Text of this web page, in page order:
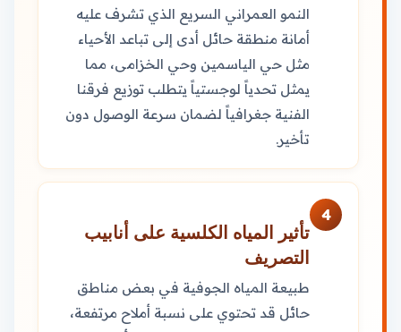
النمو العمراني السريع الذي تشرف عليه
أمانة منطقة حائل أدى إلى تباعد الأحياء
مثل حي الياسمين وحي الخزامى، مما
يمثل تحدياً لوجستياً يتطلب توزيع فرقنا
الفنية جغرافياً لضمان سرعة الوصول دون
تأخير.
4
تأثير المياه الكلسية على أنابيب
التصريف
طبيعة المياه الجوفية في بعض مناطق
حائل قد تحتوي على نسبة أملاح مرتفعة،